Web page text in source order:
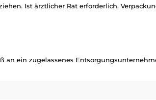
Ist ärztlicher Rat erforderlich,
ein zugelassenes